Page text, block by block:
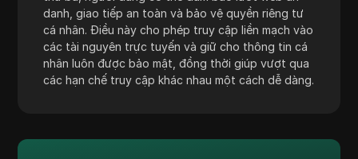
Skrill
Snapchat
SoundCloud
Square
danh, giao tiếp an toàn và bảo vệ quyền riêng tư
cá nhân. Điều này cho phép truy cập liền mạch vào
các tài nguyên trực tuyến và giữ cho thông tin cá
nhân luôn được bảo mật, đồng thời giúp vượt qua
các hạn chế truy cập khác nhau một cách dễ dàng.